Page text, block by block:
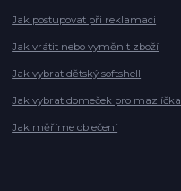
Jak postupovat při reklamaci
Jak vrátit nebo vyměnit zboží
Jak vybrat dětský softshell
Jak vybrat domeček pro mazlíčka
Jak měříme oblečení